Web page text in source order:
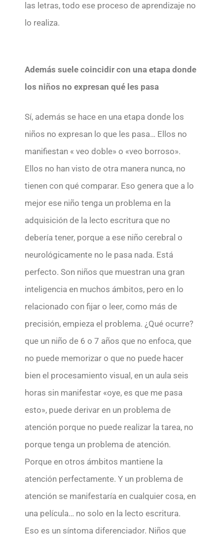
las letras, todo ese proceso de aprendizaje no
lo realiza.
Además suele coincidir con una etapa donde
los niños no expresan qué les pasa
Sí, además se hace en una etapa donde los
niños no expresan lo que les pasa… Ellos no
manifiestan « veo doble» o «veo borroso».
Ellos no han visto de otra manera nunca, no
tienen con qué comparar. Eso genera que a lo
mejor ese niño tenga un problema en la
adquisición de la lecto escritura que no
debería tener, porque a ese niño cerebral o
neurológicamente no le pasa nada. Está
perfecto. Son niños que muestran una gran
inteligencia en muchos ámbitos, pero en lo
relacionado con fijar o leer, como más de
precisión, empieza el problema. ¿Qué ocurre?
que un niño de 6 o 7 años que no enfoca, que
no puede memorizar o que no puede hacer
bien el procesamiento visual, en un aula seis
horas sin manifestar «oye, es que me pasa
esto», puede derivar en un problema de
atención porque no puede realizar la tarea, no
porque tenga un problema de atención.
Porque en otros ámbitos mantiene la
atención perfectamente. Y un problema de
atención se manifestaría en cualquier cosa, en
una película… no solo en la lecto escritura.
Eso es un síntoma diferenciador. Niños que